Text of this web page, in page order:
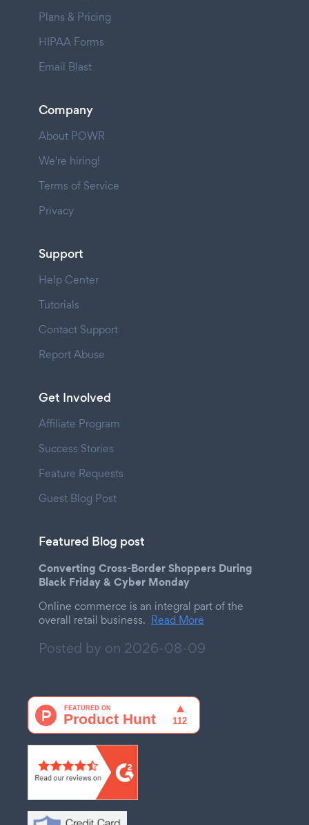
Plans & Pricing
HIPAA Forms
Email Blast
Company
About POWR
We're hiring!
Terms of Service
Privacy
Support
Help Center
Tutorials
Contact Support
Report Abuse
Get Involved
Affiliate Program
Success Stories
Feature Requests
Guest Blog Post
Featured Blog post
Converting Cross-Border Shoppers During
Black Friday & Cyber Monday
Online commerce is an integral part of the
overall retail business. Read More
Posted by on 2026-08-09